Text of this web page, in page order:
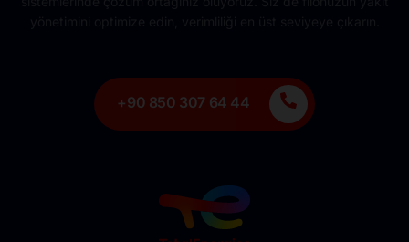
+90 850 307 64 44